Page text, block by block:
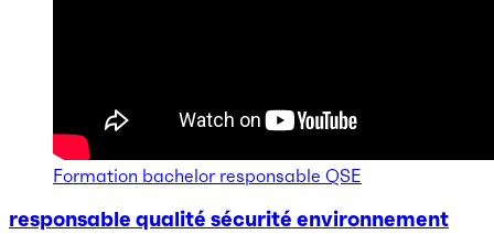
Formation bachelor responsable QSE
responsable qualité sécurité environnement